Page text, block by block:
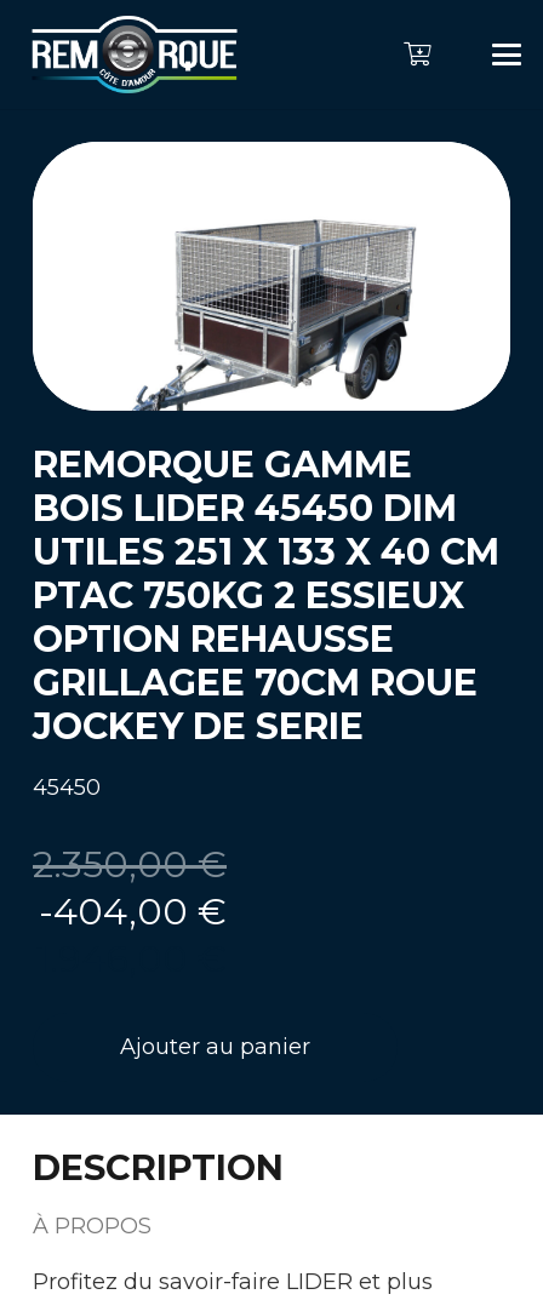
REMORQUE GAMME
BOIS LIDER 45450 DIM
UTILES 251 X 133 X 40 CM
PTAC 750KG 2 ESSIEUX
OPTION REHAUSSE
GRILLAGEE 70CM ROUE
JOCKEY DE SERIE
45450
2.350,00€
-404,00 €
Ajouter au panier
DESCRIPTION
À PROPOS
Profitez du savoir-faire LIDER et plus